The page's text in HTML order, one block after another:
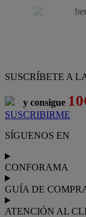
SUSCRÍBETE A
y consigue
SUSCRIBIRME
SÍGUENOS EN
CONFORAMA
GUÍA DE
ATENCIÓN AL